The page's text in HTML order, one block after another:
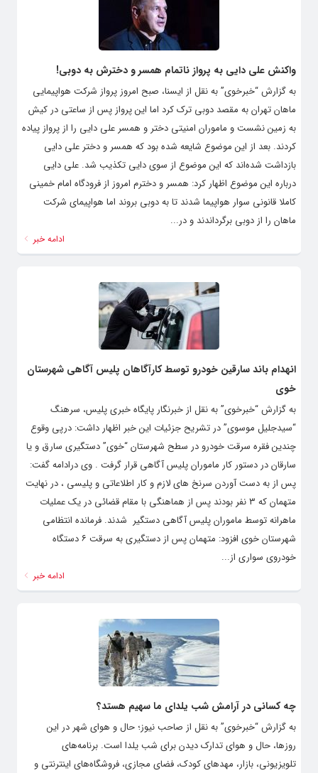
واکنش علی دایی به پرواز ناتمام همسر و دخترش به دوبی!
به گزارش “خبرخوی” به نقل از ایسنا، صبح امروز پرواز شرکت هواپیمایی
ماهان تهران به مقصد دوبی ترک کرد اما این پرواز پس از ساعتی در کیش
به زمین نشست و ماموران امنیتی دختر و همسر علی دایی را از پرواز پیاده
کردند. بعد از این موضوع شایعه شده بود که همسر و دختر علی دایی
بازداشت شده‌اند که این موضوع از سوی دایی تکذیب شد. علی دایی
درباره این موضوع اظهار کرد: همسر و دخترم امروز از فرودگاه امام خمینی
کاملا قانونی سوار هواپیما شدند تا به دوبی بروند اما هواپیمای شرکت
ماهان را از دوبی برگرداندند و در...
ادامه خبر
انهدام باند سارقین خودرو توسط کارآگاهان پلیس آگاهی شهرستان
خوی
به گزارش “خبرخوی” به نقل از خبرنگار پایگاه خبری پلیس، سرهنگ
“سیدجلیل موسوی” در تشریح جزئیات این خبر اظهار داشت: درپی وقوع
چندین فقره سرقت خودرو در سطح شهرستان “خوی” دستگیری سارق و یا
سارقان در دستور کار ماموران پلیس آگاهی قرار گرفت . وی درادامه گفت:
پس از به دست آوردن سرنخ های لازم و کار اطلاعاتی و پلیسی ، در نهایت
متهمان که ۳ نفر بودند پس از هماهنگی با مقام قضائی در یک عملیات
ماهرانه توسط ماموران پلیس آگاهی دستگیر شدند. فرمانده انتظامی
شهرستان خوی افزود: متهمان پس از دستگیری به سرقت ۶ دستگاه
خودروی سواری از...
ادامه خبر
چه کسانی در آرامش شب یلدای ما سهیم هستد؟
به گزارش “خبرخوی” به نقل از صاحب نیوز؛ حال و هوای شهر در این
روزها، حال و هوای تدارک دیدن برای شب یلدا است. برنامه‌های
تلویزیونی، بازار، مهدهای کودک، فضای مجازی، فروشگاه‌های اینترنتی و